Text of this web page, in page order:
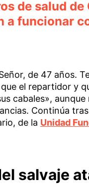
de salud de
a funcionar
de 47 años.
el repartidor y
cabales»,
Continúa
de la Unidad
salvaje